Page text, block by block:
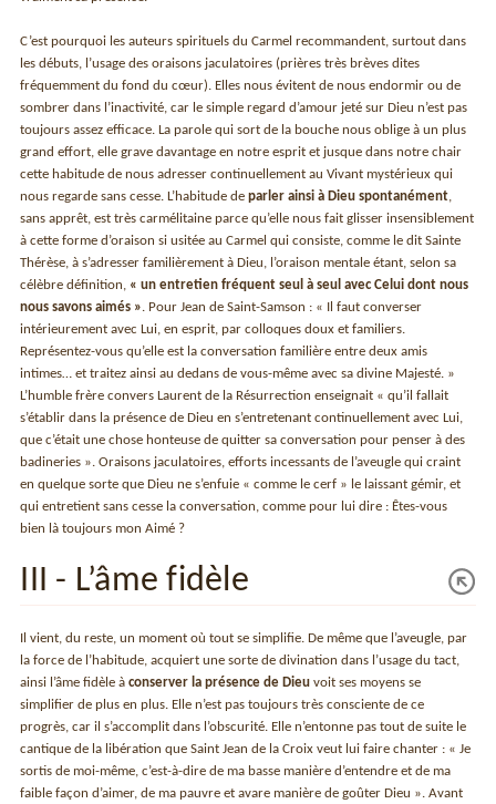
C’est pourquoi les auteurs spirituels du Carmel recommandent, surtout dans
les débuts, l’usage des oraisons jaculatoires (prières très brèves dites
fréquemment du fond du cœur). Elles nous évitent de nous endormir ou de
sombrer dans l’inactivité, car le simple regard d’amour jeté sur Dieu n’est pas
toujours assez efficace. La parole qui sort de la bouche nous oblige à un plus
grand effort, elle grave davantage en notre esprit et jusque dans notre chair
cette habitude de nous adresser continuellement au Vivant mystérieux qui
nous regarde sans cesse. L’habitude deparler ainsi à Dieu spontanément,
sans apprêt, est très carmélitaine parce qu’elle nous fait glisser insensiblement
à cette forme d’oraison si usitée au Carmel qui consiste, comme le dit Sainte
Thérèse, à s’adresser familièrement à Dieu, l’oraison mentale étant, selon sa
célèbre définition, « un entretien fréquent seul à seul avec Celui dont nous
nous savons aimés ». Pour Jean de Saint-Samson : « Il faut converser
intérieurement avec Lui, en esprit, par colloques doux et familiers.
Représentez-vous qu’elle est la conversation familière entre deux amis
intimes… et traitez ainsi au dedans de vous-même avec sa divine Majesté. »
L’humble frère convers Laurent de la Résurrection enseignait « qu’il fallait
s’établir dans la présence de Dieu en s’entretenant continuellement avec Lui,
que c’était une chose honteuse de quitter sa conversation pour penser à des
badineries ». Oraisons jaculatoires, efforts incessants de l’aveugle qui craint
en quelque sorte que Dieu ne s’enfuie « comme le cerf » le laissant gémir, et
qui entretient sans cesse la conversation, comme pour lui dire : Êtes-vous
bien là toujours mon Aimé ?
III - L’âme fidèle
Il vient, du reste, un moment où tout se simplifie. De même que l’aveugle, par
la force de l’habitude, acquiert une sorte de divination dans l’usage du tact,
ainsi l’âme fidèle àconserver la présence de Dieu voit ses moyens se
simplifier de plus en plus. Elle n’est pas toujours très consciente de ce
progrès, car il s’accomplit dans l’obscurité. Elle n’entonne pas tout de suite le
cantique de la libération que Saint Jean de la Croix veut lui faire chanter : « Je
sortis de moi-même, c’est-à-dire de ma basse manière d’entendre et de ma
faible façon d’aimer, de ma pauvre et avare manière de goûter Dieu ». Avant